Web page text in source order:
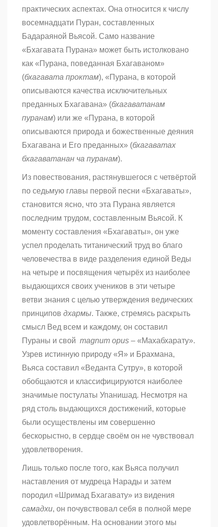
практических аспектах. Она относится к числу
восемнадцати Пуран, составленных
Бадараяной Вьясой. Само название
«Бхагавата Пурана» может быть истолковано
как «Пурана, поведанная Бхагаваном»
(бхагавата проктам), «Пурана, в которой
описываются качества исключительных
преданных Бхагавана» (бхагаватанам
пуранам) или же «Пурана, в которой
описываются природа и божественные деяния
Бхагавана и Его преданных» (бхагаватах
бхагаватанан ча пуранам).
Из повествования, растянувшегося с четвёртой
по седьмую главы первой песни «Бхагаваты»,
становится ясно, что эта Пурана является
последним трудом, составленным Вьясой. К
моменту составления «Бхагаваты», он уже
успел проделать титанический труд во благо
человечества в виде разделения единой Веды
на четыре и посвящения четырёх из наиболее
выдающихся своих учеников в эти четыре
ветви знания с целью утверждения ведических
принципов дхармы. Также, стремясь раскрыть
смысл Вед всем и каждому, он составил
Пураны и свой magnum opus – «Махабхарату».
Узрев истинную природу «Я» и Брахмана,
Вьяса составил «Веданта Сутру», в которой
обобщаются и классифицируются наиболее
значимые постулаты Упанишад. Несмотря на
ряд столь выдающихся достижений, которые
были осуществлены им совершенно
бескорыстно, в сердце своём он не чувствовал
удовлетворения.
Лишь только после того, как Вьяса получил
наставления от мудреца Нарады и затем
породил «Шримад Бхагавату» из видения
самадхи, он почувствовал себя в полной мере
удовлетворённым. На основании этого мы